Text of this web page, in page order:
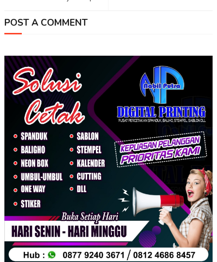
POST A COMMENT